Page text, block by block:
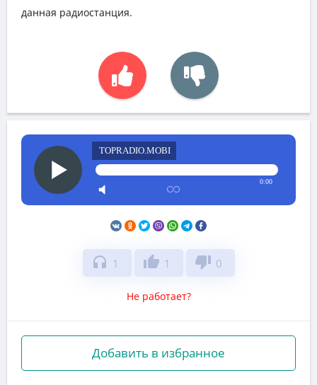
данная радиостанция.
TOPRADIO.MOBI
0:00
headphones 1 thumb_up 1 thumb_down 0
Не работает?
Добавить в избранное